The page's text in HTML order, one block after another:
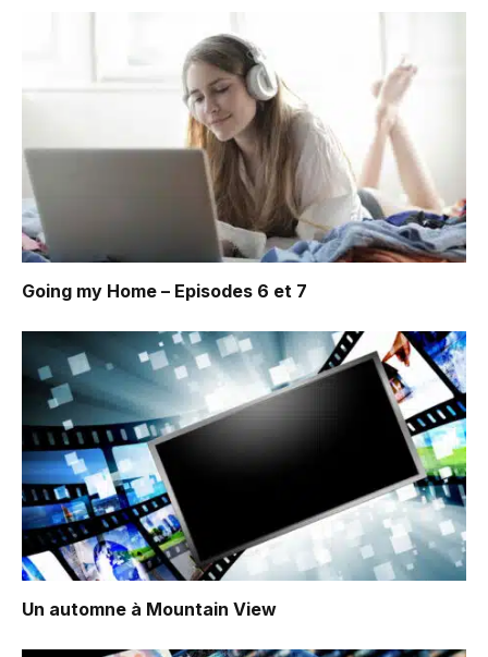
Going my Home – Episodes 6 et 7
Un automne à Mountain View